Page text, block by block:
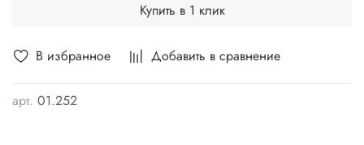
В избранное Добавить в сравнение
арт. 01.252
Купить в 1 клик